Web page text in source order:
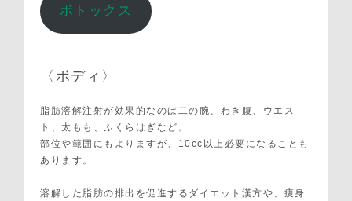
ボトックス
〈ボディ〉
脂肪溶解注射が効果的なのは二の腕、わき腹、ウエス
ト、太もも、ふくらはぎなど。
部位や範囲にもよりますが、10cc以上必要になることも
あります。
溶解した脂肪の排出を促進するダイエット漢方や、痩身